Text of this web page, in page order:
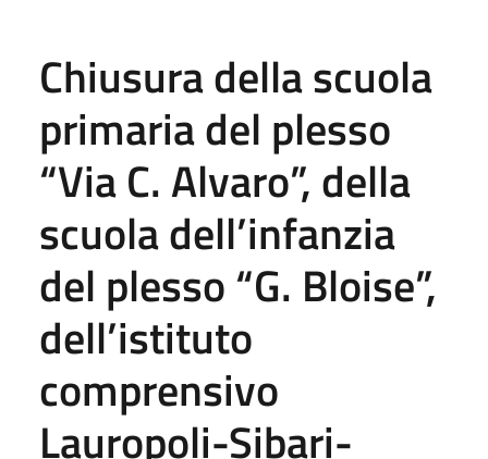
Chiusura della scuola
primaria del plesso
“Via C. Alvaro”, della
scuola dell’infanzia
del plesso “G. Bloise”,
dell’istituto
comprensivo
Lauropoli-Sibari-